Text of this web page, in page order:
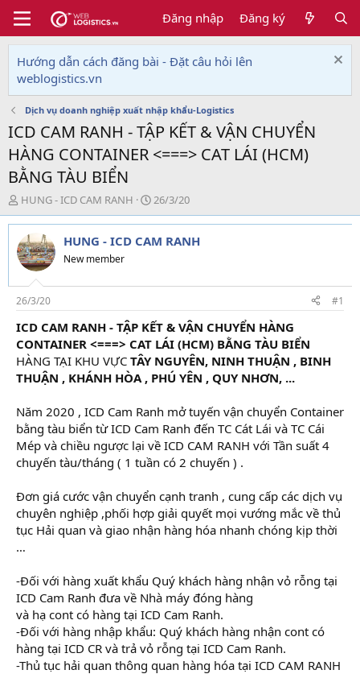
Đăng nhập Đăng ký
Hướng dẫn cách đăng bài - Đặt câu hỏi lên
weblogistics.vn
Dịch vụ doanh nghiệp xuất nhập khẩu-Logistics
ICD CAM RANH - TẬP KẾT & VẬN CHUYỂN
HÀNG CONTAINER <===> CAT LÁI (HCM)
BẰNG TÀU BIỂN
T
h
r
e
a
d
s
t
a
r
t
e
r
HUNG - ICD CAM RANH
N
g
à
y
i
26/3/20
HUNG - ICD CAM RANH
New member
26/3/20 #1
ICD CAM RANH - TẬP KẾT & VẬN CHUYỂN HÀNG
CONTAINER <===> CAT LÁI (HCM) BẰNG TÀU BIỂN
HÀNG TẠI KHU VỰC TÂY NGUYÊN, NINH THUẬN , BINH
THUẬN , KHÁNH HÒA , PHÚ YÊN , QUY NHƠN, ...
Năm 2020 , ICD Cam Ranh mở tuyến vận chuyển Container
bằng tàu biển từ ICD Cam Ranh đến TC Cát Lái và TC Cái
Mép và chiều ngược lại về ICD CAM RANH với Tần suất 4
chuyến tàu/tháng ( 1 tuần có 2 chuyến ) .
Đơn giá cước vận chuyển cạnh tranh , cung cấp các dịch vụ
chuyên nghiệp ,phối hợp giải quyết mọi vướng mắc về thủ
tục Hải quan và giao nhận hàng hóa nhanh chóng kịp thời
…
-Đối với hàng xuất khẩu Quý khách hàng nhận vỏ rỗng tại
ICD Cam Ranh đưa về Nhà máy đóng hàng
và hạ cont có hàng tại ICD Cam Ranh.
-Đối với hàng nhập khẩu: Quý khách hàng nhận cont có
hàng tại ICD CR và trả vỏ rỗng tại ICD Cam Ranh.
-Thủ tục hải quan thông quan hàng hóa tại ICD CAM RANH